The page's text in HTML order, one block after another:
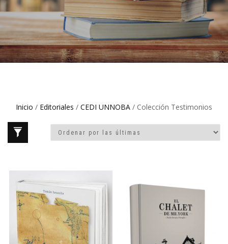
Inicio / Editoriales / CEDI UNNOBA / Colección Testimonios